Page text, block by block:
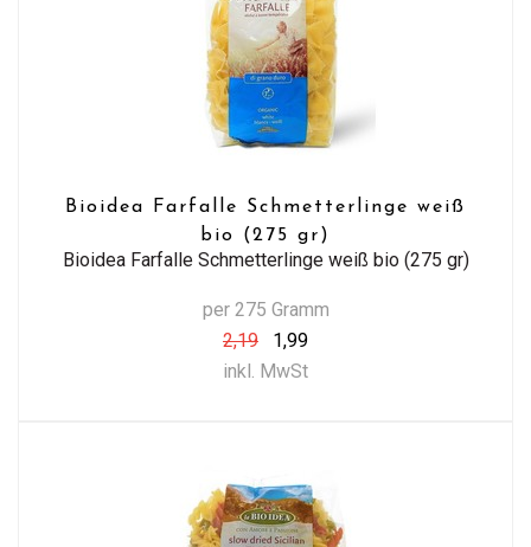
Bioidea Farfalle Schmetterlinge weiß
bio (275 gr)
Bioidea Farfalle Schmetterlinge weiß bio (275 gr)
per 275 Gramm
2,19
1,99
inkl. MwSt